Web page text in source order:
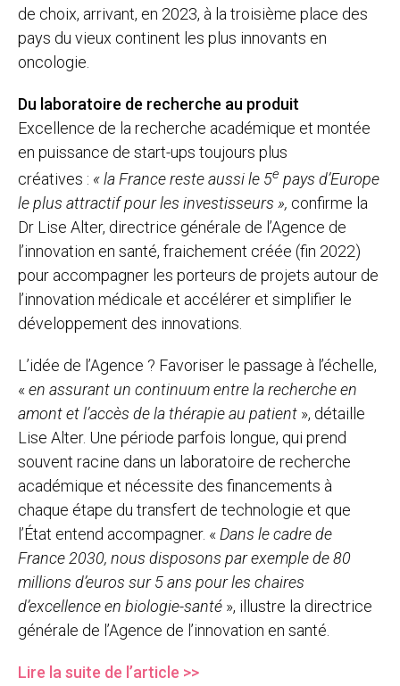
de choix, arrivant, en 2023, à la troisième place des
pays du vieux continent les plus innovants en
oncologie.
Du laboratoire de recherche au produit
Excellence de la recherche académique et montée
en puissance de start-ups toujours plus
créatives : « la France reste aussi le 5e pays d’Europe
le plus attractif pour les investisseurs », confirme la
Dr Lise Alter, directrice générale de l’Agence de
l’innovation en santé, fraichement créée (fin 2022)
pour accompagner les porteurs de projets autour de
l’innovation médicale et accélérer et simplifier le
développement des innovations.
L’idée de l’Agence ? Favoriser le passage à l’échelle,
« en assurant un continuum entre la recherche en
amont et l’accès de la thérapie au patient », détaille
Lise Alter. Une période parfois longue, qui prend
souvent racine dans un laboratoire de recherche
académique et nécessite des financements à
chaque étape du transfert de technologie et que
l’État entend accompagner. « Dans le cadre de
France 2030, nous disposons par exemple de 80
millions d’euros sur 5 ans pour les chaires
d’excellence en biologie-santé », illustre la directrice
générale de l’Agence de l’innovation en santé.
Lire la suite de l’article >>